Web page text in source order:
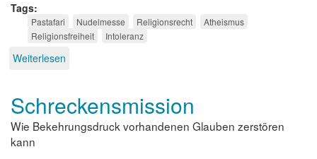
Tags
Pastafari Nudelmesse Religionsrecht
Atheismus
Religionsfreiheit
Intoleranz
Weiterlesen
Religionsfreiheit
Schreckensmission
Wie Bekehrungsdruck vorhandenen Glauben zerstören
kann